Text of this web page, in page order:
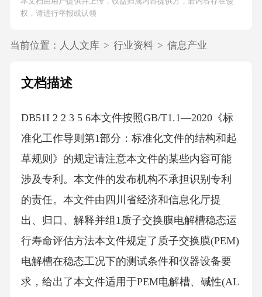
权，请进行举报或认领
当前位置： 人人文库 > 行业资料 > 信息产业
文档描述
DB51I 2 2 3 5 6本文件按照GB/T1.1—2020《标
准化工作导则第1部分：标准化文件的结构和起
草规则》的规定请注意本文件的某些内容可能
涉及专利。本文件的发布机构不承担识别专利
的责任。本文件由四川省经济和信息化厅提
出、归口、解释并组1质子交换膜电解槽稳态运
行寿命评估方法本文件规定了质子交换膜(PEM)
电解槽在稳态工况下的测试条件和仪器设备要
求，给出了本文件适用于PEM电解槽、碱性(AL